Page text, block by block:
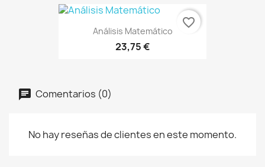
Análisis Matemático
23,75 €
favorite_border
Comentarios (0)
No hay reseñas de clientes en este momento.